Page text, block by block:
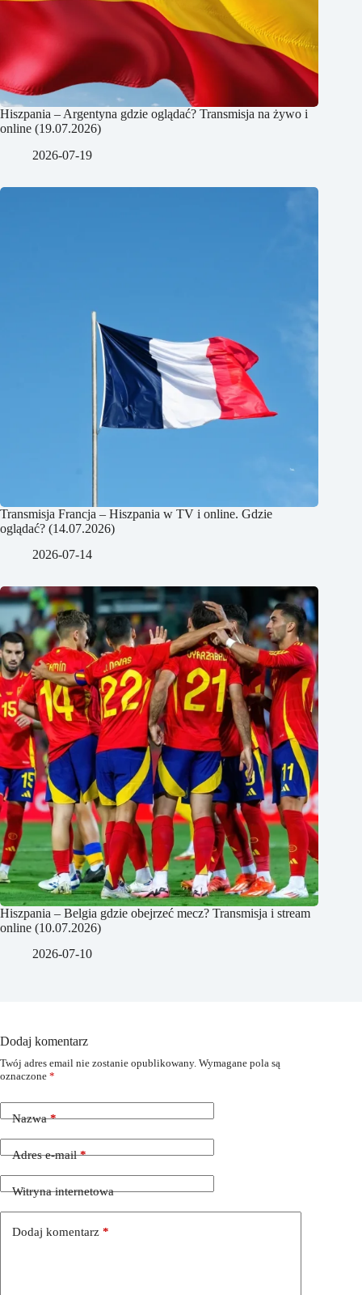
Hiszpania – Argentyna gdzie oglądać? Transmisja na żywo i
online (19.07.2026)
2026-07-19
Transmisja Francja – Hiszpania w TV i online. Gdzie
oglądać? (14.07.2026)
2026-07-14
Hiszpania – Belgia gdzie obejrzeć mecz? Transmisja i stream
online (10.07.2026)
2026-07-10
Dodaj komentarz
Twój adres email nie zostanie opublikowany. Wymagane pola są
oznaczone *
Nazwa*
Adres e-mail*
Witryna internetowa
Dodaj komentarz *